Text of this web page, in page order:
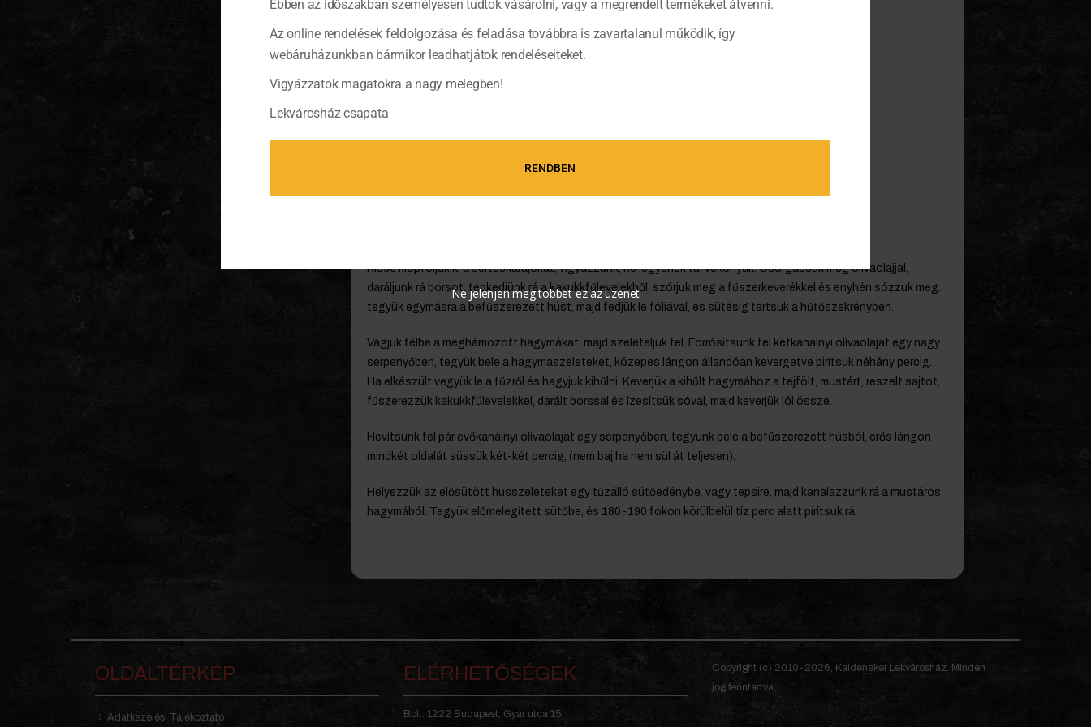
Kissé klopfoljuk ki a sertéskarajokat, vigyázzunk, ne legyenek túl vékonyak. Csorgassuk meg olívaolajjal,
daráljunk rá borsot, tépkedjünk rá a kakukkfűlevelekből, szórjuk meg a fűszerkeverékkel és enyhén sózzuk meg.
tegyük egymásra a befűszerezett húst, majd fedjük le fóliával, és sütésig tartsuk a hűtőszekrényben.
Vágjuk félbe a meghámozott hagymákat, majd szeleteljük fel. Forrósítsunk fel kétkanálnyi olívaolajat egy nagy
serpenyőben, tegyük bele a hagymaszeleteket, közepes lángon állandóan kevergetve pirítsuk néhány percig.
Ha elkészült vegyük le a tűzről és hagyjuk kihűlni. Keverjük a kihűlt hagymához a tejfölt, mustárt, reszelt sajtot,
fűszerezzük kakukkfűlevelekkel, darált borssal és ízesítsük sóval, majd keverjük jól össze.
Hevítsünk fel pár evőkanálnyi olívaolajat egy serpenyőben, tegyünk bele a befűszerezett húsból, erős lángon
mindkét oldalát süssük két-két percig, (nem baj ha nem sül át teljesen).
Helyezzük az elősütött hússzeleteket egy tűzálló sütőedénybe, vagy tepsire, majd kanalazzunk rá a mustáros
hagymából. Tegyük előmelegített sütőbe, és 180-190 fokon körülbelül tíz perc alatt pirítsuk rá.
OLDALTÉRKÉP
Adatkezelési Tájékoztató
ELÉRHETŐSÉGEK
Bolt: 1222 Budapest, Gyár utca 15.
Copyright (c) 2010-2026, Kaldeneker Lekvárosház. Minden
jog fenntartva.
Ebben az időszakban személyesen tudtok vásárolni, vagy a megrendelt termékeket átvenni.
Az online rendelések feldolgozása és feladása továbbra is zavartalanul működik, így
webáruházunkban bármikor leadhatjátok rendeléseiteket.
Vigyázzatok magatokra a nagy melegben!
Lekvárosház csapata
RENDBEN
Ne jelenjen meg többet ez az üzenet